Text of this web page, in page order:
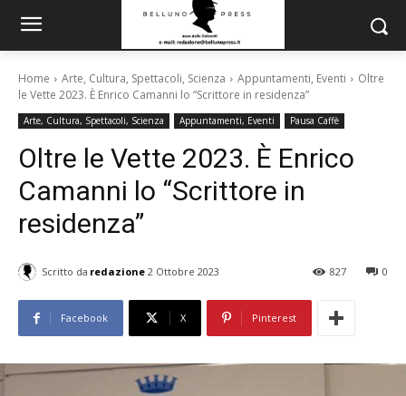
Home Arte, Cultura, Spettacoli, Scienza Appuntamenti, Eventi
Oltre
le Vette 2023. È Enrico Camanni lo “Scrittore in residenza”
Arte, Cultura, Spettacoli, Scienza Appuntamenti, Eventi Pausa Caffè
Oltre le Vette 2023. È Enrico
Camanni lo “Scrittore in
residenza”
Scritto da redazione 2 Ottobre 2023 0
827
Facebook X Pinterest